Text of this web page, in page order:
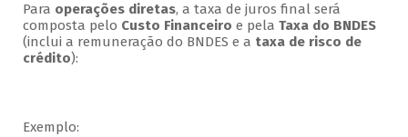
Para operações diretas, a taxa de juros final será
composta pelo Custo Financeiro e pela Taxa do BNDES
(inclui a remuneração do BNDES e a taxa de risco de
crédito):
Exemplo: